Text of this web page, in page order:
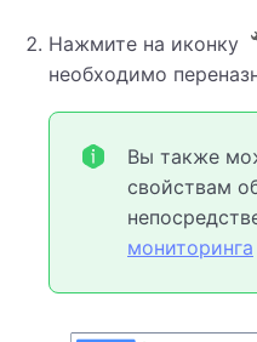
Нажмите на иконку
необходимо
Вы также
свойствам
мониторинга